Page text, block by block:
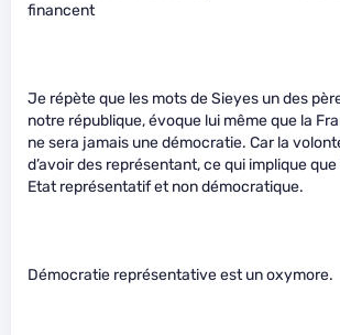
financent
Je répète que les mots de Sieyes un des
notre république, évoque lui même que la
ne sera jamais une démocratie. Car la
d’avoir des représentant, ce qui implique
Etat représentatif et non démocratique.
Démocratie représentative est un oxymore.